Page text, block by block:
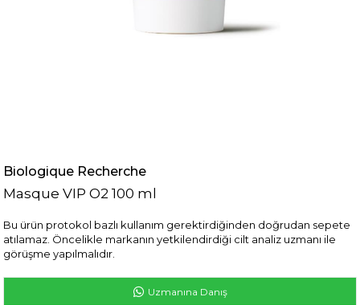
Masque VIP O2 100 ml
Biologique Recherche
Bu ürün protokol bazlı kullanım gerektirdiğinden doğrudan sepete
atılamaz. Öncelikle markanın yetkilendirdiği cilt analiz uzmanı ile
görüşme yapılmalıdır.
Uzmanına Danış